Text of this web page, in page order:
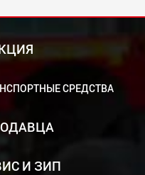
СРЕДСТВА
И ЗИП